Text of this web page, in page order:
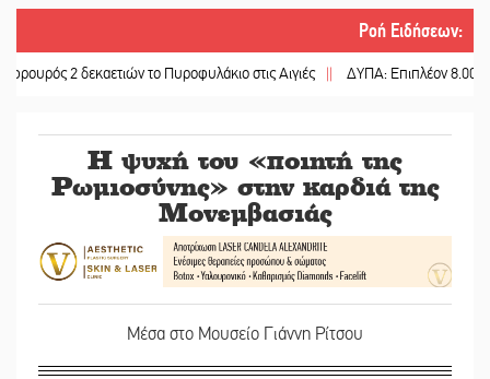
Ροή Ειδήσεων:
το Πυροφυλάκιο στις Αιγιές || ΔΥΠΑ: Επιπλέον 8.000
Η ψυχή του «ποιητή της
Ρωμιοσύνης» στην καρδιά της
Μονεμβασιάς
Μέσα στο Μουσείο Γιάννη Ρίτσου